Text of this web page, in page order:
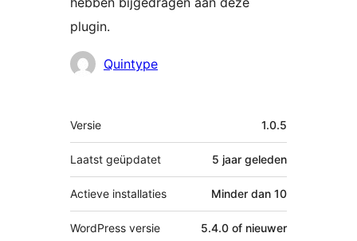
plugin.
BijdragersQuintype
Meta
Versie 1.0.5
Laatst geüpdatet 5 jaar geleden
Actieve installaties Minder dan 10
WordPress versie 5.4.0 of nieuwer